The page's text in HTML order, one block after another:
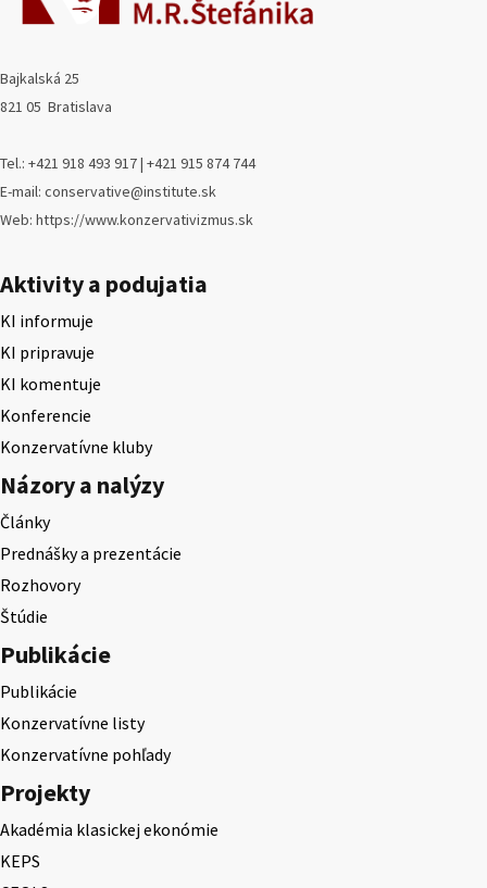
Bajkalská 25
821 05 Bratislava
Tel.: +421 918 493 917 | +421 915 874 744
E-mail: conservative@institute.sk
Web: https://www.konzervativizmus.sk
Aktivity a podujatia
KI informuje
KI pripravuje
KI komentuje
Konferencie
Konzervatívne kluby
Názory a nalýzy
Články
Prednášky a prezentácie
Rozhovory
Štúdie
Publikácie
Publikácie
Konzervatívne listy
Konzervatívne pohľady
Projekty
Akadémia klasickej ekonómie
KEPS